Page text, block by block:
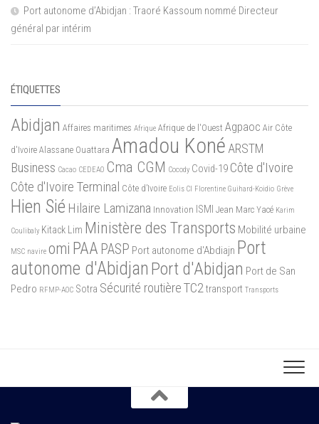
Port autonome d’Abidjan : Traoré Kassoum nommé Directeur
général par intérim
ÉTIQUETTES
Abidjan Affaires maritimes Afrique Afrique de l'Ouest Agpaoc Air Côte
d'Ivoire Alassane Ouattara Amadou Koné ARSTM
Business Cacao CEDEAO Cma CGM Cocody Covid-19 Côte d'Ivoire
Côte d'Ivoire Terminal Côte d’Ivoire Eolis CI Florentine Guihard-Koidio Grève
Hien Sié Hilaire Lamizana Innovation ISMI Jean Marc Yacé Karim
Coulibaly Kitack Lim Ministère des Transports Mobilité urbaine
MSC navire omi PAA PASP Port autonome d'Abdiajn Port
autonome d'Abidjan Port d'Abidjan Port de San
Pedro RFMP-AOC Sotra Sécurité routièreTC2transport Transports